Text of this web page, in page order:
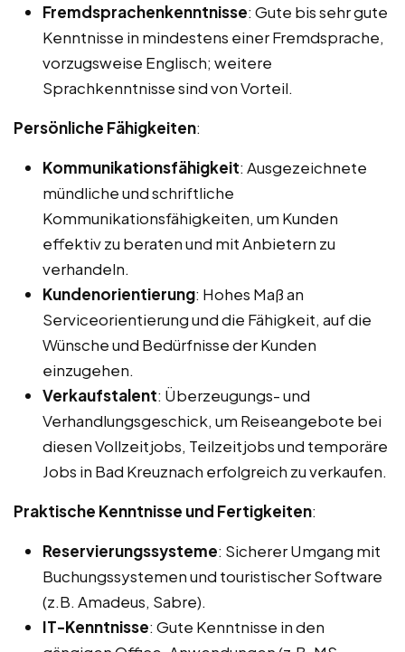
Fremdsprachenkenntnisse: Gute bis sehr gute
Kenntnisse in mindestens einer Fremdsprache,
vorzugsweise Englisch; weitere
Sprachkenntnisse sind von Vorteil.
Persönliche Fähigkeiten:
Kommunikationsfähigkeit: Ausgezeichnete
mündliche und schriftliche
Kommunikationsfähigkeiten, um Kunden
effektiv zu beraten und mit Anbietern zu
verhandeln.
Kundenorientierung: Hohes Maß an
Serviceorientierung und die Fähigkeit, auf die
Wünsche und Bedürfnisse der Kunden
einzugehen.
Verkaufstalent: Überzeugungs- und
Verhandlungsgeschick, um Reiseangebote bei
diesen Vollzeitjobs, Teilzeitjobs und temporäre
Jobs in Bad Kreuznach erfolgreich zu verkaufen.
Praktische Kenntnisse und Fertigkeiten:
Reservierungssysteme: Sicherer Umgang mit
Buchungssystemen und touristischer Software
(z.B. Amadeus, Sabre).
IT-Kenntnisse: Gute Kenntnisse in den